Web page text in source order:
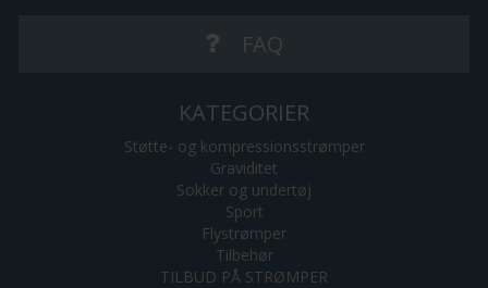
FAQ
KATEGORIER
Støtte- og kompressionsstrømper
Graviditet
Sokker og undertøj
Sport
Flystrømper
Tilbehør
TILBUD PÅ STRØMPER